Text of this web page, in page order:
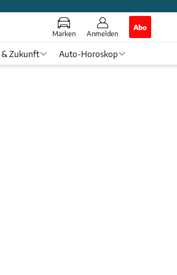
Marken Anmelden
Abo
& Zukunft Auto-Horoskop